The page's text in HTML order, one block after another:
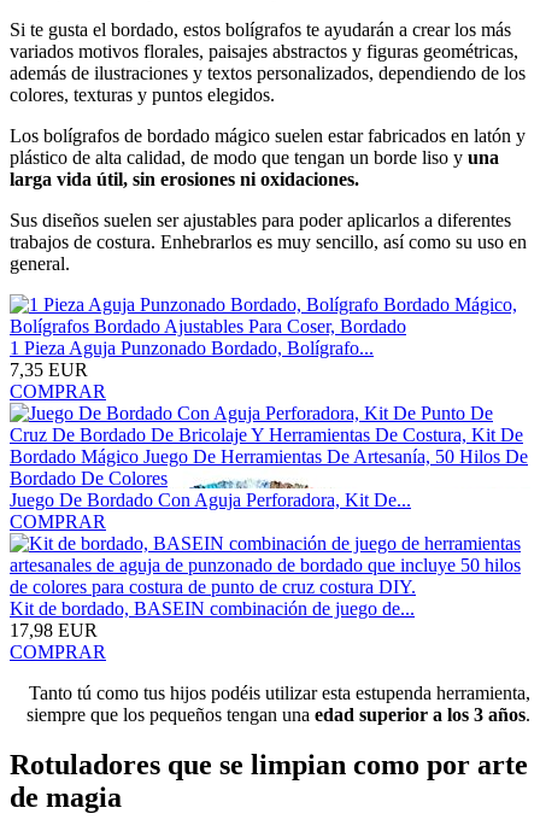
Si te gusta el bordado, estos bolígrafos te ayudarán a crear los más
variados motivos florales, paisajes abstractos y figuras geométricas,
además de ilustraciones y textos personalizados, dependiendo de los
colores, texturas y puntos elegidos.
Los bolígrafos de bordado mágico suelen estar fabricados en latón y
plástico de alta calidad, de modo que tengan un borde liso y una
larga vida útil, sin erosiones ni oxidaciones.
Sus diseños suelen ser ajustables para poder aplicarlos a diferentes
trabajos de costura. Enhebrarlos es muy sencillo, así como su uso en
general.
1 Pieza Aguja Punzonado Bordado, Bolígrafo...
7,35 EUR
COMPRAR
Juego De Bordado Con Aguja Perforadora, Kit De...
COMPRAR
Kit de bordado, BASEIN combinación de juego de...
17,98 EUR
COMPRAR
Tanto tú como tus hijos podéis utilizar esta estupenda herramienta,
siempre que los pequeños tengan una edad superior a los 3 años.
Rotuladores que se limpian como por arte
de magia